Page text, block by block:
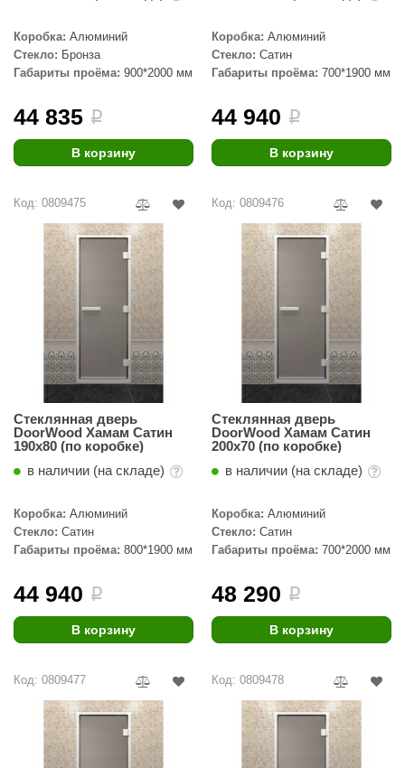
Термо
печи
Коробка: Алюминий
Стекло: Бронза
Габариты проёма: 900*2000 мм
44 835 i
В корзину
Коробка: Алюминий
Стекло: Сатин
Габариты проёма: 700*1900 мм
44 940 i
В корзину
Код: 0809475
Стеклянная дверь
DoorWood Хамам Сатин
190х80 (по коробке)
в наличии (на складе)
Коробка: Алюминий
Стекло: Сатин
Габариты проёма: 800*1900 мм
44 940 i
В корзину
Код: 0809476
Стеклянная дверь
DoorWood Хамам Сатин
200х70 (по коробке)
в наличии (на складе)
Коробка: Алюминий
Стекло: Сатин
Габариты проёма: 700*2000 мм
48 290 i
В корзину
Код: 0809477 Код: 0809478